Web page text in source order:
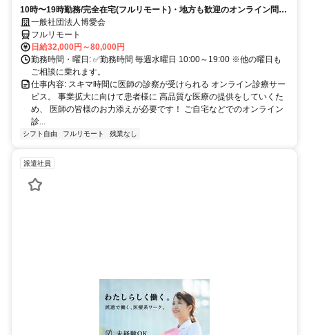
10時〜19時勤務/完全在宅(フルリモート)・地方も歓迎のオンライン問診
業務一般社団法人博愛会
フルリモート
日給32,000円～80,000円
勤務時間・曜日: ✅勤務時間 毎週水曜日 10:00～19:00 ※他の曜日も
ご相談に乗れます。
仕事内容: スキマ時間に医師の診察が受けられる オンライン診療サー
ビス。 事業拡大に向けて患者様に 高品質な医療の提供をしていくた
め、 医師の皆様のお力添えが必要です！ ご自宅などでのオンライン
診...
シフト自由 フルリモート 残業なし
派遣社員